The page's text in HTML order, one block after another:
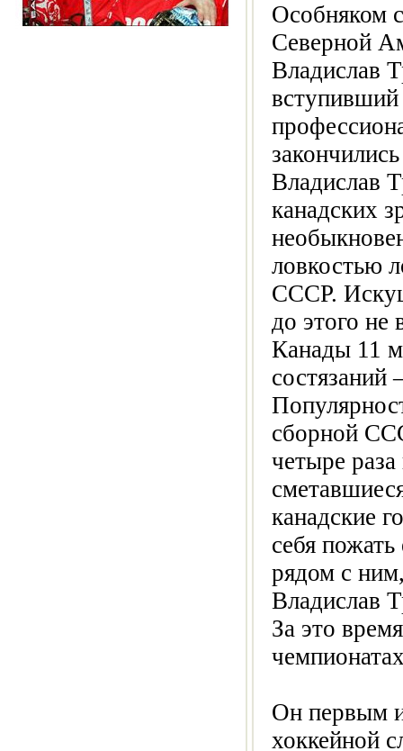
Особняком
Северной
Владислав
вступивший
Владислав
канадских
ловкостью
СССР.
до этого не
Канады 11
сборной
четыре
канадские
себя
рядом с
Владислав
За это
Он первым
хоккейной